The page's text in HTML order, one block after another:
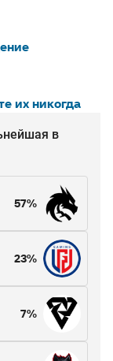
их никогда
в
57%
23%
7%